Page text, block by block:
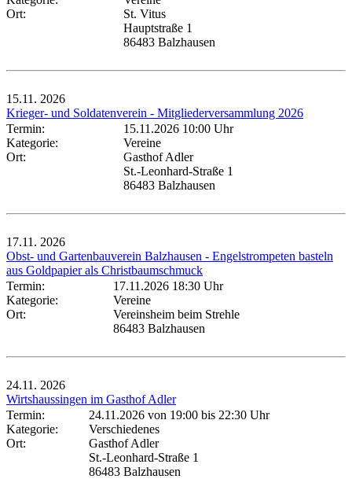
Ort:
St. Vitus
Hauptstraße 1
86483 Balzhausen
15.11. 2026
Krieger- und Soldatenverein - Mitgliederversammlung 2026
Termin:
15.11.2026 10:00 Uhr
Kategorie:
Vereine
Ort:
Gasthof Adler
St.-Leonhard-Straße 1
86483 Balzhausen
17.11. 2026
Obst- und Gartenbauverein Balzhausen - Engelstrompeten basteln
aus Goldpapier als Christbaumschmuck
Termin:
17.11.2026 18:30 Uhr
Kategorie:
Vereine
Ort:
Vereinsheim beim Strehle
86483 Balzhausen
24.11. 2026
Wirtshaussingen im Gasthof Adler
Termin:
24.11.2026 von 19:00 bis 22:30 Uhr
Kategorie:
Verschiedenes
Ort:
Gasthof Adler
St.-Leonhard-Straße 1
86483 Balzhausen